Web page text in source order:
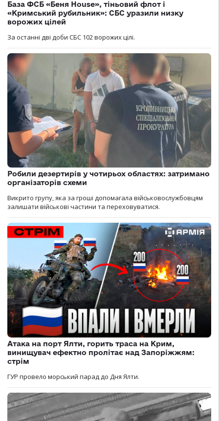
База ФСБ «Беня House», тіньовий флот і
«Кримський рубильник»: СБС уразили низку
ворожих цілей
За останні дві доби СБС 102 ворожих цілі.
Робили дезертирів у чотирьох областях: затримано
організаторів схеми
Викрито групу, яка за гроші допомагала військовослужбовцям
залишати військові частини та переховуватися.
Атака на порт Ялти, горить траса на Крим,
винищувач ефектно пролітає над Запоріжжям:
стрім
ГУР провело морський парад до Дня Ялти.